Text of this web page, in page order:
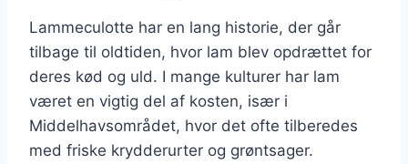
Lammeculotte har en lang historie, der går
tilbage til oldtiden, hvor lam blev opdrættet for
deres kød og uld. I mange kulturer har lam
været en vigtig del af kosten, især i
Middelhavsområdet, hvor det ofte tilberedes
med friske krydderurter og grøntsager.